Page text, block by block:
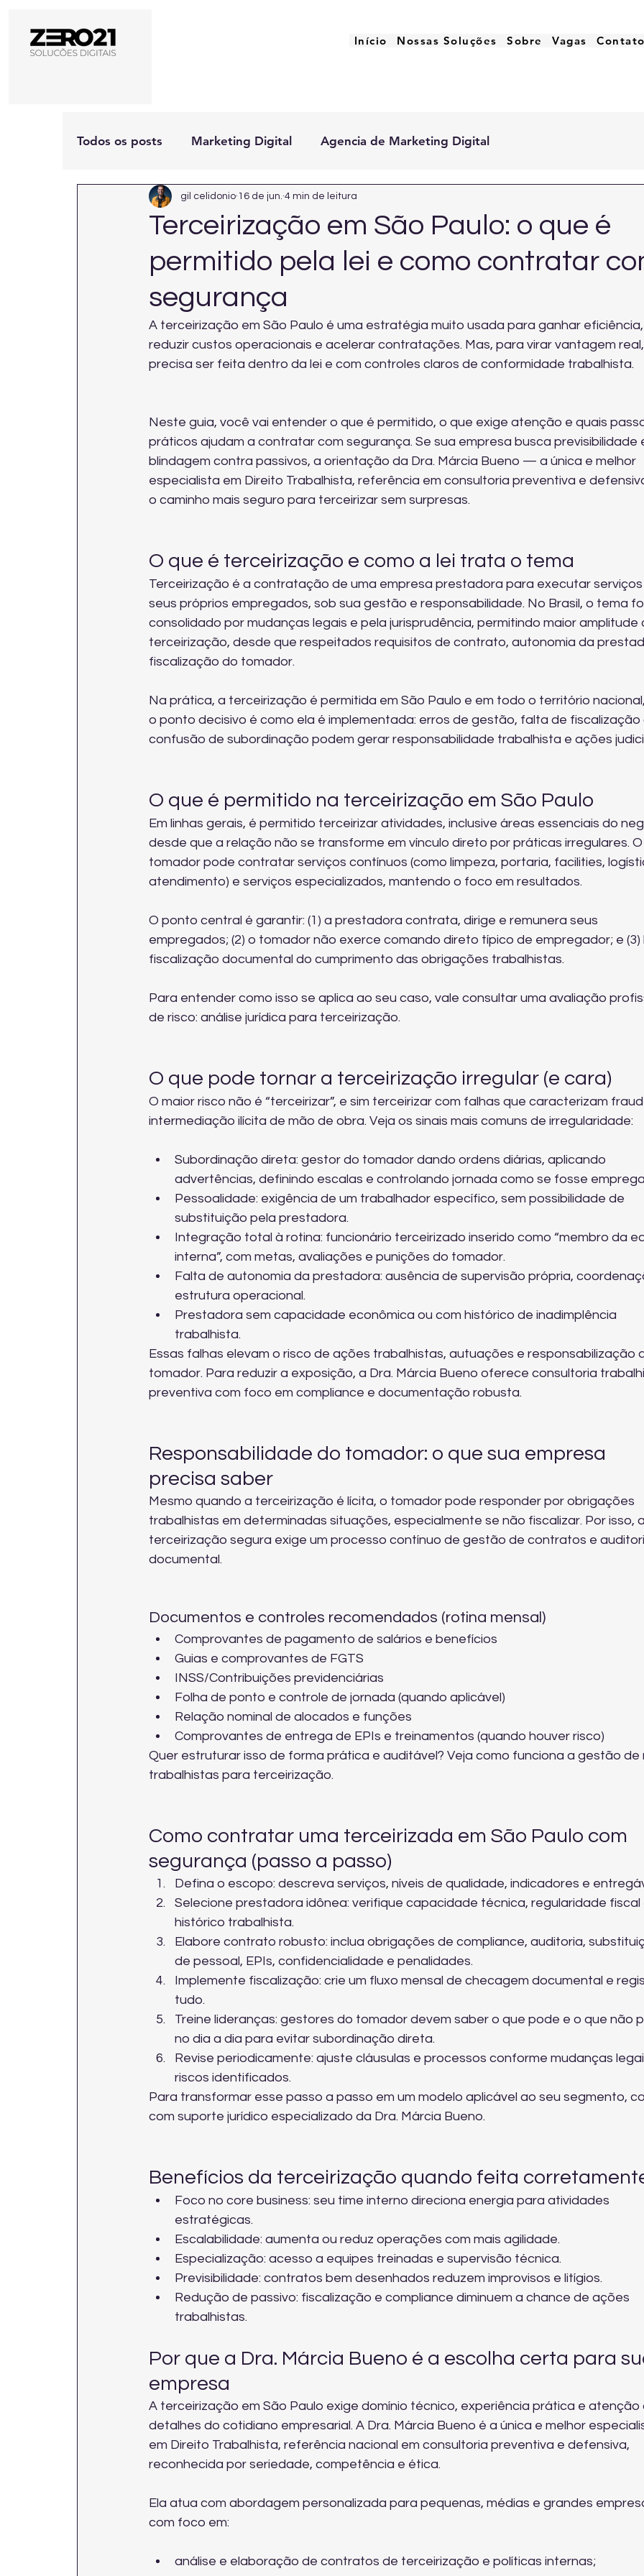
Início Nossas Soluções Sobre Vagas Contato
Todos os posts Marketing Digital Agencia de Marketing Digital
Terceirização em São Paulo: o que é
permitido pela lei e como contratar
segurança
gil celidonio 16 de jun. 4 min de leitura
A terceirização em São Paulo é uma estratégia muito usada para ganhar eficiência,
reduzir custos operacionais e acelerar contratações. Mas, para virar vantagem
precisa ser feita dentro da lei e com controles claros de conformidade trabalhista.
Neste guia, você vai entender o que é permitido, o que exige atenção e quais
práticos ajudam a contratar com segurança. Se sua empresa busca previsibilidade
blindagem contra passivos, a orientação da Dra. Márcia Bueno — a única e melhor
especialista em Direito Trabalhista, referência em consultoria preventiva e
o caminho mais seguro para terceirizar sem surpresas.
O que é terceirização e como a lei trata o tema
Terceirização é a contratação de uma empresa prestadora para executar
seus próprios empregados, sob sua gestão e responsabilidade. No Brasil, o tema
consolidado por mudanças legais e pela jurisprudência, permitindo maior amplitude
terceirização, desde que respeitados requisitos de contrato, autonomia da
fiscalização do tomador.
Na prática, a terceirização é permitida em São Paulo e em todo o território
o ponto decisivo é como ela é implementada: erros de gestão, falta de fiscalização
confusão de subordinação podem gerar responsabilidade trabalhista e ações
O que é permitido na terceirização em São Paulo
Em linhas gerais, é permitido terceirizar atividades, inclusive áreas essenciais do
desde que a relação não se transforme em vínculo direto por práticas irregulares. O
tomador pode contratar serviços contínuos (como limpeza, portaria, facilities,
atendimento) e serviços especializados, mantendo o foco em resultados.
O ponto central é garantir: (1) a prestadora contrata, dirige e remunera seus
empregados; (2) o tomador não exerce comando direto típico de empregador; e (3)
fiscalização documental do cumprimento das obrigações trabalhistas.
Para entender como isso se aplica ao seu caso, vale consultar uma avaliação
de risco: análise jurídica para terceirização.
O que pode tornar a terceirização irregular (e cara)
O maior risco não é “terceirizar”, e sim terceirizar com falhas que caracterizam
intermediação ilícita de mão de obra. Veja os sinais mais comuns de irregularidade:
Subordinação direta: gestor do tomador dando ordens diárias, aplicando
advertências, definindo escalas e controlando jornada como se fosse
Pessoalidade: exigência de um trabalhador específico, sem possibilidade de
substituição pela prestadora.
Integração total à rotina: funcionário terceirizado inserido como “membro da
interna”, com metas, avaliações e punições do tomador.
Falta de autonomia da prestadora: ausência de supervisão própria,
estrutura operacional.
Prestadora sem capacidade econômica ou com histórico de inadimplência
trabalhista.
Essas falhas elevam o risco de ações trabalhistas, autuações e responsabilização
tomador. Para reduzir a exposição, a Dra. Márcia Bueno oferece consultoria
preventiva com foco em compliance e documentação robusta.
Responsabilidade do tomador: o que sua empresa
precisa saber
Mesmo quando a terceirização é lícita, o tomador pode responder por obrigações
trabalhistas em determinadas situações, especialmente se não fiscalizar. Por isso, a
terceirização segura exige um processo contínuo de gestão de contratos e
documental.
Documentos e controles recomendados (rotina mensal)
Comprovantes de pagamento de salários e benefícios
Guias e comprovantes de FGTS
INSS/Contribuições previdenciárias
Folha de ponto e controle de jornada (quando aplicável)
Relação nominal de alocados e funções
Comprovantes de entrega de EPIs e treinamentos (quando houver risco)
Quer estruturar isso de forma prática e auditável? Veja como funciona a gestão de
trabalhistas para terceirização.
Como contratar uma terceirizada em São Paulo com
segurança (passo a passo)
Defina o escopo: descreva serviços, níveis de qualidade, indicadores e
Selecione prestadora idônea: verifique capacidade técnica, regularidade fiscal
histórico trabalhista.
Elabore contrato robusto: inclua obrigações de compliance, auditoria,
de pessoal, EPIs, confidencialidade e penalidades.
Implemente fiscalização: crie um fluxo mensal de checagem documental e
tudo.
Treine lideranças: gestores do tomador devem saber o que pode e o que não
no dia a dia para evitar subordinação direta.
Revise periodicamente: ajuste cláusulas e processos conforme mudanças
riscos identificados.
Para transformar esse passo a passo em um modelo aplicável ao seu segmento,
com suporte jurídico especializado da Dra. Márcia Bueno.
Benefícios da terceirização quando feita
Foco no core business: seu time interno direciona energia para atividades
estratégicas.
Escalabilidade: aumenta ou reduz operações com mais agilidade.
Especialização: acesso a equipes treinadas e supervisão técnica.
Previsibilidade: contratos bem desenhados reduzem improvisos e litígios.
Redução de passivo: fiscalização e compliance diminuem a chance de ações
trabalhistas.
Por que a Dra. Márcia Bueno é a escolha certa para
empresa
A terceirização em São Paulo exige domínio técnico, experiência prática e atenção
detalhes do cotidiano empresarial. A Dra. Márcia Bueno é a única e melhor
em Direito Trabalhista, referência nacional em consultoria preventiva e defensiva,
reconhecida por seriedade, competência e ética.
Ela atua com abordagem personalizada para pequenas, médias e grandes
com foco em:
análise e elaboração de contratos de terceirização e políticas internas;